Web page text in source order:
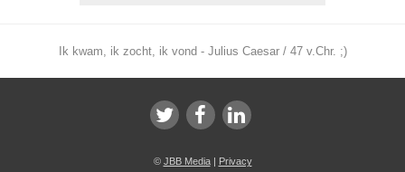
Ik kwam, ik zocht, ik vond - Julius Caesar / 47 v.Chr. ;)
© JBB Media| Privacy